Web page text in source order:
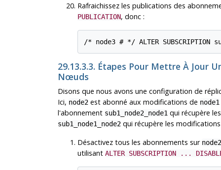
Rafraichissez les publications des
PUBLICATION, donc :
29.13.3.3. Étapes Pour Mettre À Jour
Nœuds
Disons que nous avons une configuration de
Ici, node2est abonné aux modifications de node1
l'abonnement sub1_node2_node1qui récupère
sub1_node1_node2qui récupère les
Désactivez tous les abonnements sur node2
utilisant ALTER SUBSCRIPTION ...